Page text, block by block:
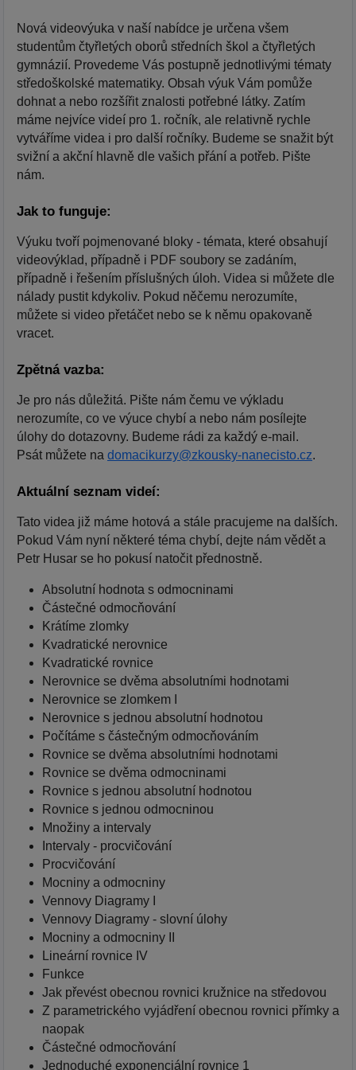
Nová videovýuka v naší nabídce je určena všem
studentům čtyřletých oborů středních škol a čtyřletých
gymnázií. Provedeme Vás postupně jednotlivými tématy
středoškolské matematiky. Obsah výuk Vám pomůže
dohnat a nebo rozšířit znalosti potřebné látky. Zatím
máme nejvíce videí pro 1. ročník, ale relativně rychle
vytváříme videa i pro další ročníky. Budeme se snažit být
svižní a akční hlavně dle vašich přání a potřeb. Pište
nám.
Jak to funguje:
Výuku tvoří pojmenované bloky - témata, které obsahují
videovýklad, případně i PDF soubory se zadáním,
případně i řešením příslušných úloh. Videa si můžete dle
nálady pustit kdykoliv. Pokud něčemu nerozumíte,
můžete si video přetáčet nebo se k němu opakovaně
vracet.
Zpětná vazba:
Je pro nás důležitá. Pište nám čemu ve výkladu
nerozumíte, co ve výuce chybí a nebo nám posílejte
úlohy do dotazovny. Budeme rádi za každý e-mail.
Psát můžete na domacikurzy@zkousky-nanecisto.cz.
Aktuální seznam videí:
Tato videa již máme hotová a stále pracujeme na dalších.
Pokud Vám nyní některé téma chybí, dejte nám vědět a
Petr Husar se ho pokusí natočit přednostně.
Absolutní hodnota s odmocninami
Částečné odmocňování
Krátíme zlomky
Kvadratické nerovnice
Kvadratické rovnice
Nerovnice se dvěma absolutními hodnotami
Nerovnice se zlomkem I
Nerovnice s jednou absolutní hodnotou
Počítáme s částečným odmocňováním
Rovnice se dvěma absolutními hodnotami
Rovnice se dvěma odmocninami
Rovnice s jednou absolutní hodnotou
Rovnice s jednou odmocninou
Množiny a intervaly
Intervaly - procvičování
Procvičování
Mocniny a odmocniny
Vennovy Diagramy I
Vennovy Diagramy - slovní úlohy
Mocniny a odmocniny II
Lineární rovnice IV
Funkce
Jak převést obecnou rovnici kružnice na středovou
Z parametrického vyjádření obecnou rovnici přímky a
naopak
Částečné odmocňování
Jednoduché exponenciální rovnice 1